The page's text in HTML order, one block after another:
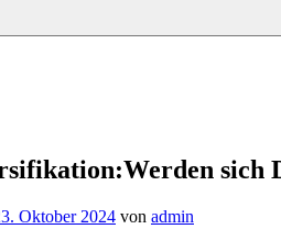
sich
Oktober 2024 von admin